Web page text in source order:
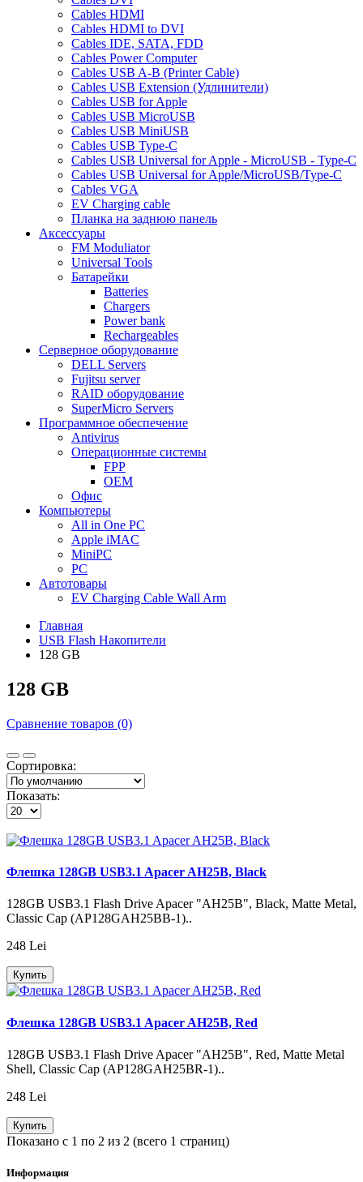
Cables HDMI
Cables HDMI to DVI
Cables IDE, SATA, FDD
Cables Power Computer
Cables USB A-B (Printer Cable)
Cables USB Extension (Удлинители)
Cables USB for Apple
Cables USB MicroUSB
Cables USB MiniUSB
Cables USB Type-C
Cables USB Universal for Apple - MicroUSB - Type-C
Cables USB Universal for Apple/MicroUSB/Type-C
Cables VGA
EV Charging cable
Планка на заднюю панель
Аксессуары
FM Moduliator
Universal Tools
Батарейки
Batteries
Chargers
Power bank
Rechargeables
Серверное оборудование
DELL Servers
Fujitsu server
RAID оборудование
SuperMicro Servers
Программное обеспечение
Antivirus
Операционные системы
FPP
OEM
Офис
Компьютеры
All in One PC
Apple iMAC
MiniPC
PC
Автотовары
EV Charging Cable Wall Arm
Главная
USB Flash Накопители
128 GB
128 GB
Сравнение товаров (0)
Сортировка:
Показать:
Флешка 128GB USB3.1 Apacer AH25B, Black
128GB USB3.1 Flash Drive Apacer "AH25B", Black, Matte Metal,
Classic Cap (AP128GAH25BB-1)..
248 Lei
Купить
Флешка 128GB USB3.1 Apacer AH25B, Red
128GB USB3.1 Flash Drive Apacer "AH25B", Red, Matte Metal
Shell, Classic Cap (AP128GAH25BR-1)..
248 Lei
Купить
Показано с 1 по 2 из 2 (всего 1 страниц)
Информация